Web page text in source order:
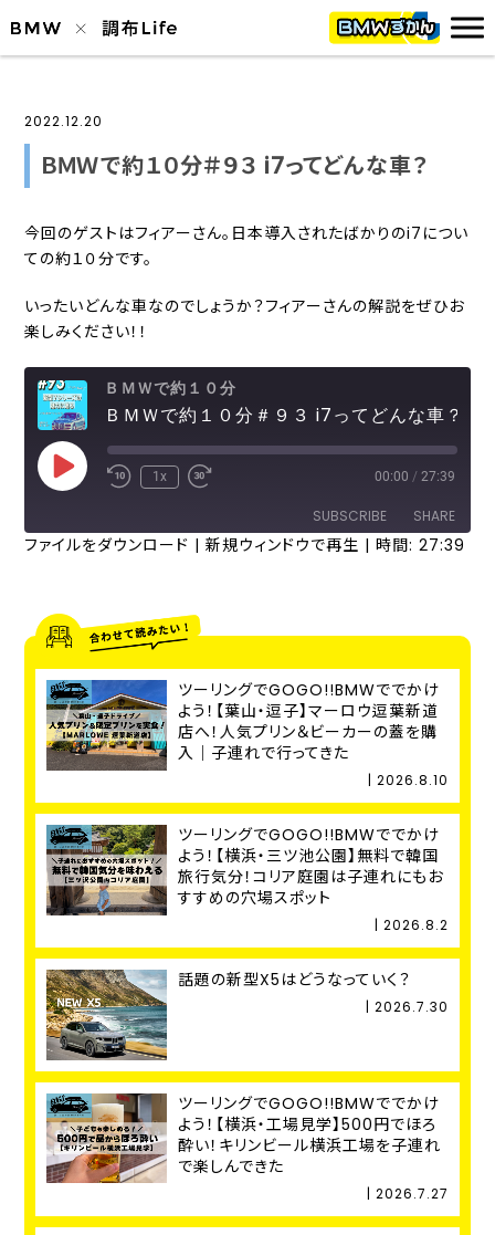
2022.12.20
ＢＭＷで約１０分＃９３ i7ってどんな車？
今回のゲストはフィアーさん。日本導入されたばかりのi7につい
ての約１０分です。
いったいどんな車なのでしょうか？フィアーさんの解説をぜひお
楽しみください！！
ＢＭＷで約１０分
ＢＭＷで約１０分＃９３ i7ってどんな車？
Play
Episode
1x 00:00 / 27:39
SUBSCRIBE SHARE
LINK
EMBED
ファイルをダウンロード |新規ウィンドウで再生 |時間: 27:39
ツーリングでGOGO!!BMWででかけ
よう！【葉山・逗子】マーロウ逗葉新道
店へ！人気プリン＆ビーカーの蓋を購
入｜子連れで行ってきた
| 2026.8.10
ツーリングでGOGO!!BMWででかけ
よう！【横浜・三ツ池公園】無料で韓国
旅行気分！コリア庭園は子連れにもお
すすめの穴場スポット
| 2026.8.2
話題の新型X5はどうなっていく？
| 2026.7.30
ツーリングでGOGO!!BMWででかけ
よう！【横浜・工場見学】500円でほろ
酔い！キリンビール横浜工場を子連れ
で楽しんできた
| 2026.7.27